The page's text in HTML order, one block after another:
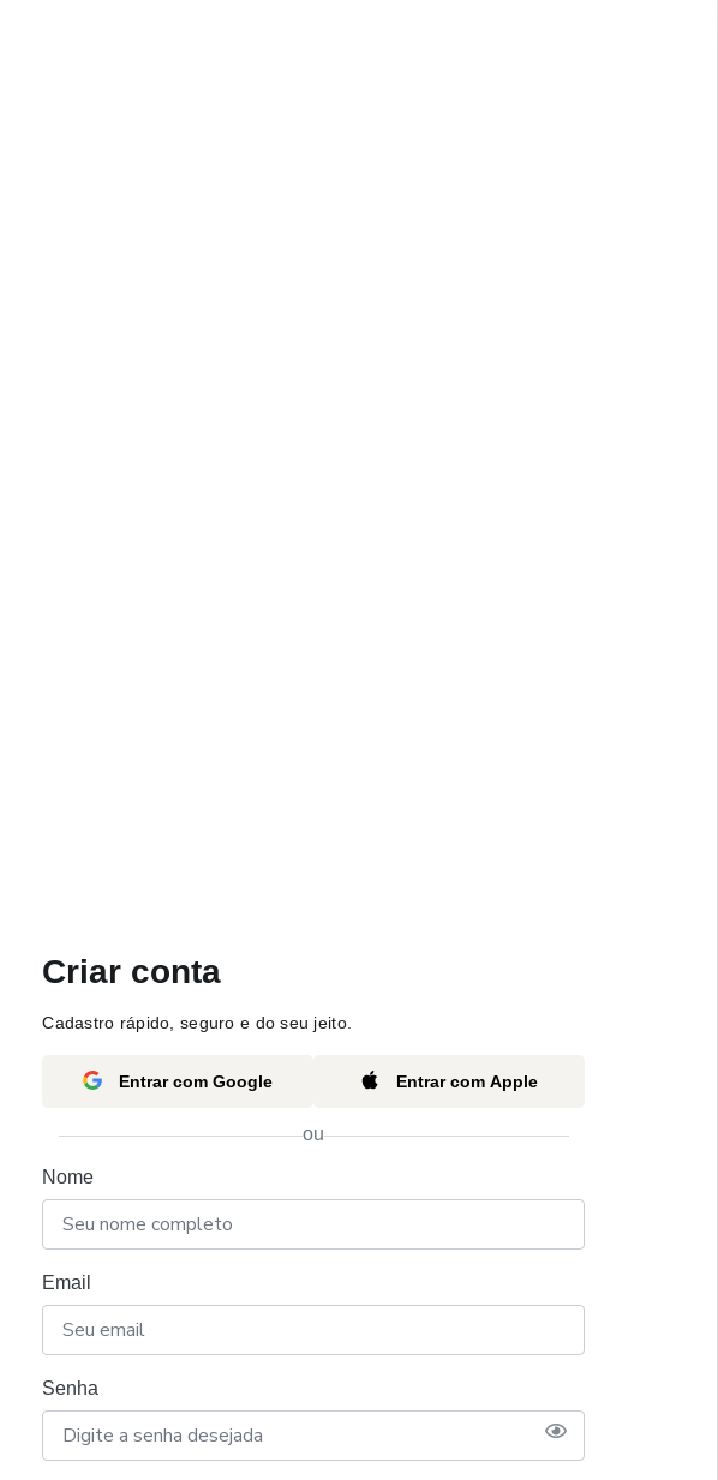
Criar conta
Cadastro rápido, seguro e do seu jeito.
Entrar com Google Entrar com Apple
ou
Nome
Email
Senha